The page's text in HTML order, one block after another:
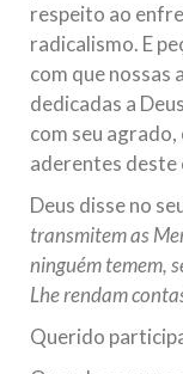
respeito ao
radicalismo. E
com que nossas
dedicadas a
com seu agrado,
aderentes deste
Deus disse no
transmitem as
ninguém temem,
Lhe rendam
Querido